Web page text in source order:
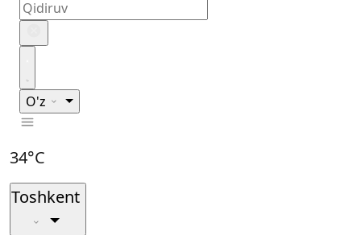
O'z
34°C
Toshkent